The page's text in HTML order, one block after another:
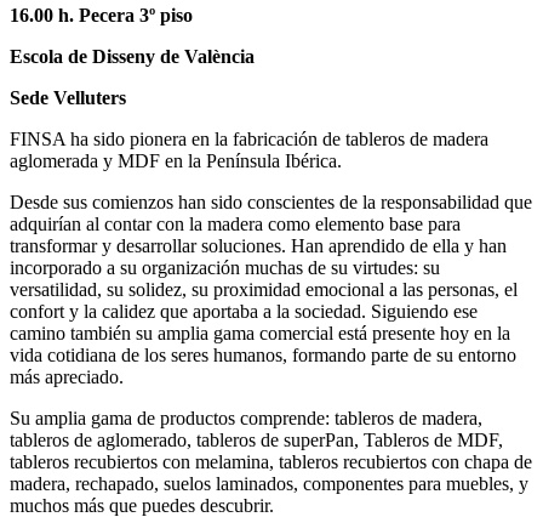
16.00 h. Pecera 3º piso
Escola de Disseny de València
Sede Velluters
FINSA ha sido pionera en la fabricación de tableros de madera
aglomerada y MDF en la Península Ibérica.
Desde sus comienzos han sido conscientes de la responsabilidad que
adquirían al contar con la madera como elemento base para
transformar y desarrollar soluciones. Han aprendido de ella y han
incorporado a su organización muchas de su virtudes: su
versatilidad, su solidez, su proximidad emocional a las personas, el
confort y la calidez que aportaba a la sociedad. Siguiendo ese
camino también su amplia gama comercial está presente hoy en la
vida cotidiana de los seres humanos, formando parte de su entorno
más apreciado.
Su amplia gama de productos comprende: tableros de madera,
tableros de aglomerado, tableros de superPan, Tableros de MDF,
tableros recubiertos con melamina, tableros recubiertos con chapa de
madera, rechapado, suelos laminados, componentes para muebles, y
muchos más que puedes descubrir.